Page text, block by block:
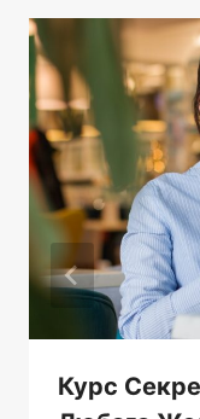
Курс